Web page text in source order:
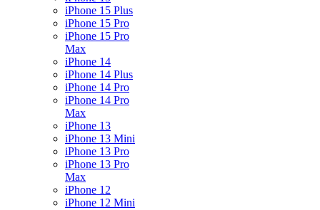
iPhone 15 Plus
iPhone 15 Pro
iPhone 15 Pro
Max
iPhone 14
iPhone 14 Plus
iPhone 14 Pro
iPhone 14 Pro
Max
iPhone 13
iPhone 13 Mini
iPhone 13 Pro
iPhone 13 Pro
Max
iPhone 12
iPhone 12 Mini